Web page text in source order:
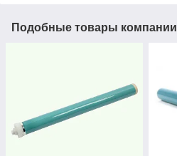
Подобные товары компании